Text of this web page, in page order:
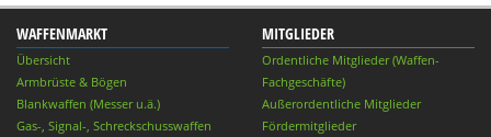
WAFFENMARKT
Übersicht
Armbrüste & Bögen
Blankwaffen (Messer u.ä.)
Gas-, Signal-, Schreckschusswaffen
MITGLIEDER
Ordentliche Mitglieder (Waffen-
Fachgeschäfte)
Außerordentliche Mitglieder
Fördermitglieder